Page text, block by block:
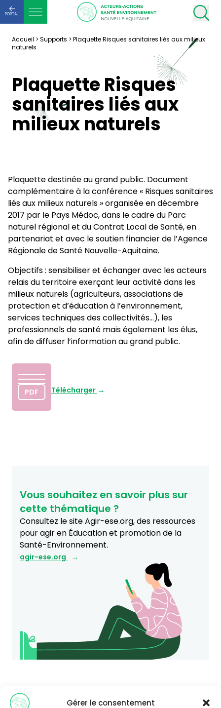
Gérer le consentement
PORTAIL
Accueil > Supports > Plaquette Risques sanitaires liés aux milieux
naturels
Plaquette Risques
sanitaires liés aux
milieux naturels
Plaquette destinée au grand public. Document
complémentaire à la conférence « Risques sanitaires
liés aux milieux naturels » organisée en décembre
2017 par le Pays Médoc, dans le cadre du Parc
naturel régional et du Contrat Local de Santé, en
partenariat et avec le soutien financier de l’Agence
Régionale de Santé Nouvelle-Aquitaine.
Objectifs : sensibiliser et échanger avec les acteurs
relais du territoire exerçant leur activité dans les
milieux naturels (agriculteurs, associations de
protection et d’éducation à l’environnement,
services techniques des collectivités…), les
professionnels de santé mais également les élus,
afin de diffuser l’information au grand public.
PDF Télécharger
Vous souhaitez en savoir plus sur
cette thématique ?
Consultez le site Agir-ese.org, des ressources
pour agir en Éducation et promotion de la
Santé-Environnement.
agir-ese.org